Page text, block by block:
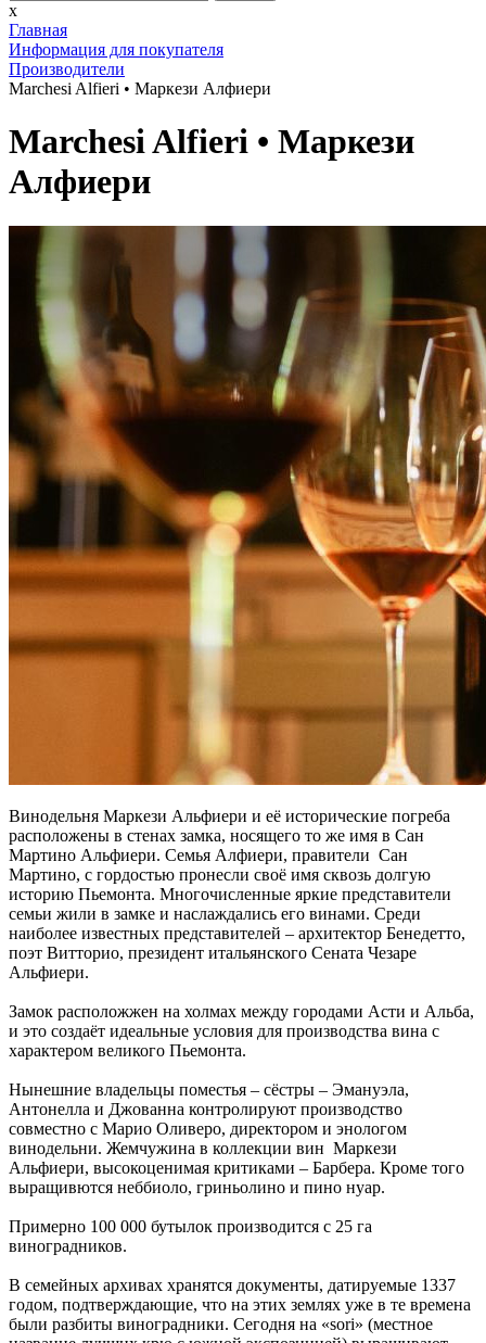
x
Главная
Информация для покупателя
Производители
Marchesi Alfieri • Маркези Алфиери
Marchesi Alfieri • Маркези
Алфиери
Винодельня Маркези Альфиери и её исторические погреба
расположены в стенах замка, носящего то же имя в Сан
Мартино Альфиери. Семья Алфиери, правители Сан
Мартино, с гордостью пронесли своё имя сквозь долгую
историю Пьемонта. Многочисленные яркие представители
семьи жили в замке и наслаждались его винами. Среди
наиболее известных представителей – архитектор Бенедетто,
поэт Витторио, президент итальянского Сената Чезаре
Альфиери.
Замок расположжен на холмах между городами Асти и Альба,
и это создаёт идеальные условия для производства вина с
характером великого Пьемонта.
Нынешние владельцы поместья – сёстры – Эмануэла,
Антонелла и Джованна контролируют производство
совместно с Марио Оливеро, директором и энологом
винодельни. Жемчужина в коллекции вин Маркези
Альфиери, высокоценимая критиками – Барбера. Кроме того
выращивются неббиоло, гриньолино и пино нуар.
Примерно 100 000 бутылок производится с 25 га
виноградников.
В семейных архивах хранятся документы, датируемые 1337
годом, подтверждающие, что на этих землях уже в те времена
были разбиты виноградники. Сегодня на «sori» (местное